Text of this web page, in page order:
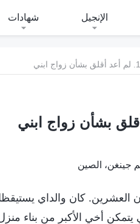
الإنجيل شهادات
ابني
جينغن، الصين
العشرين. كان والداي
أخي الأكبر من بناء منزل